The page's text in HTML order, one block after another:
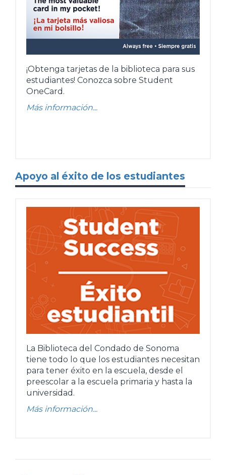
¡Obtenga tarjetas de la biblioteca para sus
estudiantes! Conozca sobre Student
OneCard.
Más información...
Apoyo al éxito de los estudiantes
La Biblioteca del Condado de Sonoma
tiene todo lo que los estudiantes necesitan
para tener éxito en la escuela, desde el
preescolar a la escuela primaria y hasta la
universidad.
Más información...